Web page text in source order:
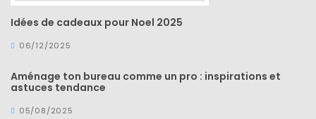
Tutoriels
(70)
(154)
Bonnes
Idées de cadeaux pour Noel 2025
06/12/2025
Aménage ton bureau comme un pro : inspirations et
astuces tendance
05/08/2025